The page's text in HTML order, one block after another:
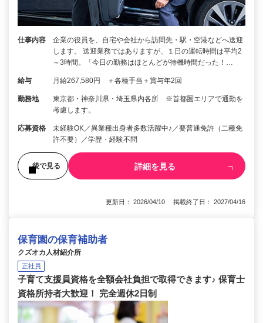
仕事内容
企業の役員を、自宅や会社から訪問先・駅・空港などへ送迎
します。 送迎業務ではありますが、１日の運転時間は平均2
～3時間。「今日の勤務はほとんどが待機時間だった！…
給与 月給267,580円 ＋各種手当＋賞与年2回
勤務地
東京都・神奈川県・埼玉県内各所 ※首都圏エリアで通勤を
考慮します。
応募資格
未経験OK／異業種出身者多数活躍中♪／要普通免許（二種免
許不要）／学歴・経験不問
後で見る 詳細を見る
更新日： 2026/04/10 掲載終了日： 2027/04/16
保育園の保育補助者
クズオカ人材紹介所
正社員
子育て支援員資格を全額会社負担で取得できます♪ 保育士
資格所持者大歓迎！ 完全週休2日制